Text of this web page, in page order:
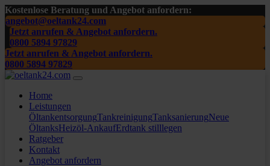
Kostenlose Beratung und Angebot anfordern:
angebot@oeltank24.com
Jetzt anrufen & Angebot anfordern.
0800 5894 97829
Jetzt anrufen & Angebot anfordern.
0800 5894 97829
Home
Leistungen
ÖltankentsorgungTankreinigungTanksanierungNeue
ÖltanksHeizöl-AnkaufErdtank stilllegen
Ratgeber
Kontakt
Angebot anfordern